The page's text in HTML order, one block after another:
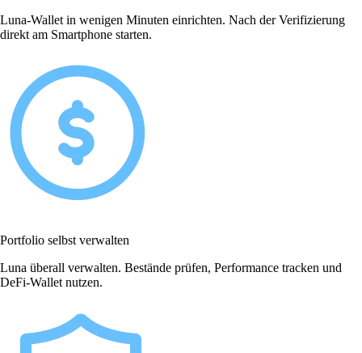
Luna-Wallet in wenigen Minuten einrichten. Nach der Verifizierung
direkt am Smartphone starten.
Portfolio selbst verwalten
Luna überall verwalten. Bestände prüfen, Performance tracken und
DeFi-Wallet nutzen.